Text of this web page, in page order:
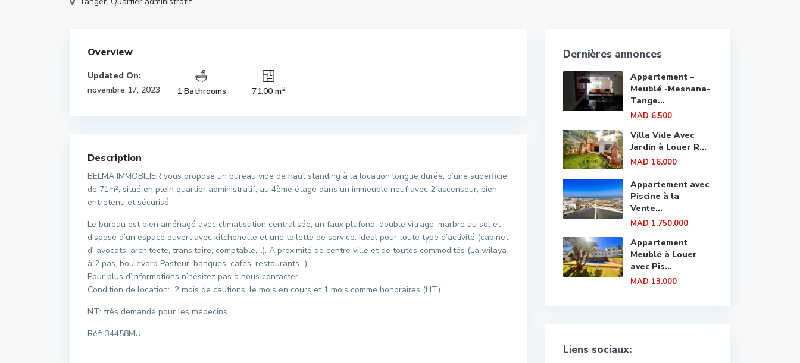
Overview
Updated On:
novembre 17, 2023
1 Bathrooms 71.00 m2
Description
BELMA IMMOBILIER vous propose un bureau vide de haut standing à la location longue durée, d’une superficie
de 71m², situé en plein quartier administratif, au 4ème étage dans un immeuble neuf avec 2 ascenseur, bien
entretenu et sécurisé
Le bureau est bien aménagé avec climatisation centralisée, un faux plafond, double vitrage, marbre au sol et
dispose d’un espace ouvert avec kitchenette et une toilette de service. Ideal pour toute type d’activité (cabinet
d’ avocats, architecte, transitaire, comptable,…). A proximité de centre ville et de toutes commodités (La wilaya
à 2 pas, boulevard Pasteur, banques, cafés, restaurants…)
Pour plus d’informations n’hésitez pas à nous contacter.
Condition de location: 2 mois de cautions, le mois en cours et 1 mois comme honoraires (HT).
NT: très demandé pour les médecins
Réf: 34458MU
Dernières annonces
Appartement –
Meublé -Mesnana-
Tange...
MAD 6.500
Villa Vide Avec
Jardin à Louer R...
MAD 16.000
Appartement avec
Piscine à la
Vente...
MAD 1.750.000
Appartement
Meublé à Louer
avec Pis...
MAD 13.000
Liens sociaux: